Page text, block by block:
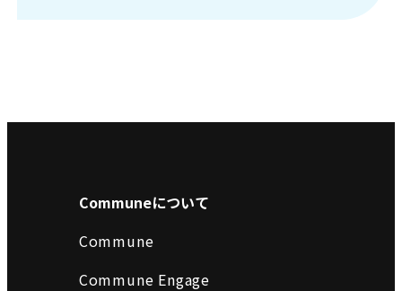
Communeについて
Commune
Commune Engage